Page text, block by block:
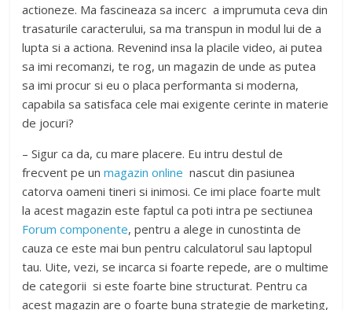
actioneze. Ma fascineaza sa incerc a imprumuta ceva din
trasaturile caracterului, sa ma transpun in modul lui de a
lupta si a actiona. Revenind insa la placile video, ai putea
sa imi recomanzi, te rog, un magazin de unde as putea
sa imi procur si eu o placa performanta si moderna,
capabila sa satisfaca cele mai exigente cerinte in materie
de jocuri?
– Sigur ca da, cu mare placere. Eu intru destul de
frecvent pe unmagazin online nascut din pasiunea
catorva oameni tineri si inimosi. Ce imi place foarte mult
la acest magazin este faptul ca poti intra pe sectiunea
Forum componente, pentru a alege in cunostinta de
cauza ce este mai bun pentru calculatorul sau laptopul
tau. Uite, vezi, se incarca si foarte repede, are o multime
de categorii si este foarte bine structurat. Pentru ca
acest magazin are o foarte buna strategie de marketing,